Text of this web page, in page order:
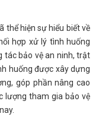
thể hiện sự hiểu biết về
hợp xử lý tình huống
tác bảo vệ an ninh, trật
huống được xây dựng
góp phần nâng cao
lượng tham gia bảo vệ